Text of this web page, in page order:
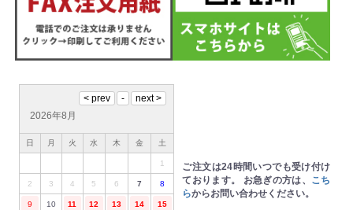
2026年8月
日 月 火 水 木 金 土
1
2 3 4 5 6 7 8
9 10 11 12 13 14 15
ご注文は24時間いつでも受け付け
ております。 お急ぎの方は、 こち
らからお問い合わせください。